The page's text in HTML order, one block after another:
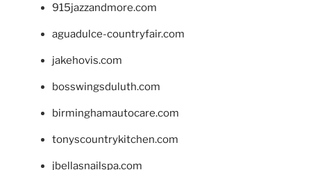
915jazzandmore.com
aguadulce-countryfair.com
jakehovis.com
bosswingsduluth.com
birminghamautocare.com
tonyscountrykitchen.com
jbellasnailspa.com